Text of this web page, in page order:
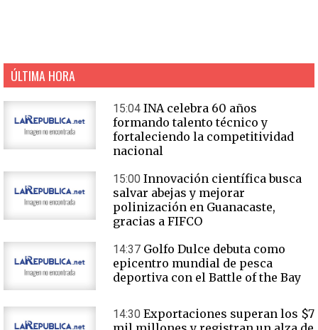
ÚLTIMA HORA
15:04 INA celebra 60 años
formando talento técnico y
fortaleciendo la competitividad
nacional
15:00 Innovación científica busca
salvar abejas y mejorar
polinización en Guanacaste,
gracias a FIFCO
14:37 Golfo Dulce debuta como
epicentro mundial de pesca
deportiva con el Battle of the Bay
14:30 Exportaciones superan los $7